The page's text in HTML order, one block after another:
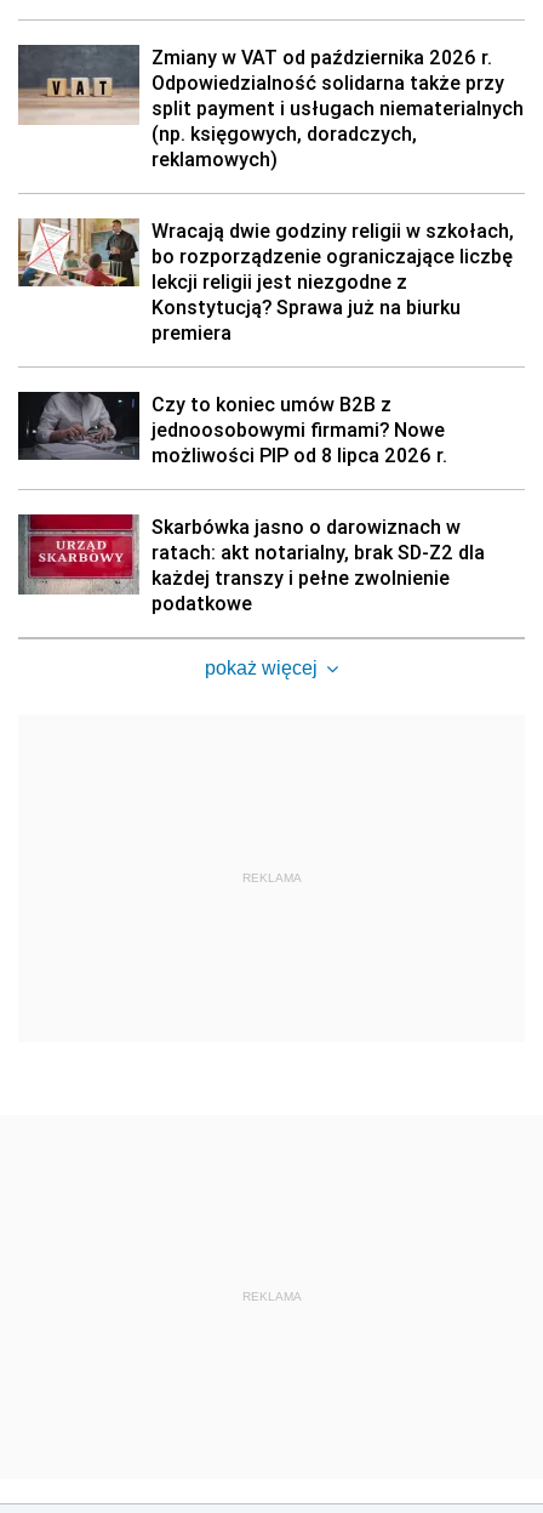
Zmiany w VAT od października 2026 r.
Odpowiedzialność solidarna także przy
split payment i usługach niematerialnych
(np. księgowych, doradczych,
reklamowych)
Wracają dwie godziny religii w szkołach,
bo rozporządzenie ograniczające liczbę
lekcji religii jest niezgodne z
Konstytucją? Sprawa już na biurku
premiera
Czy to koniec umów B2B z
jednoosobowymi firmami? Nowe
możliwości PIP od 8 lipca 2026 r.
Skarbówka jasno o darowiznach w
ratach: akt notarialny, brak SD-Z2 dla
każdej transzy i pełne zwolnienie
podatkowe
pokaż więcej
REKLAMA
REKLAMA